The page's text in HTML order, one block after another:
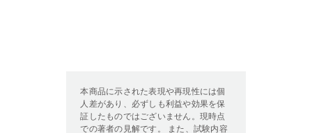
本商品に示された表現や再現性には個
人差があり、必ずしも利益や効果を保
証したものではございません。現時点
での著者の見解です。 また、試験内容